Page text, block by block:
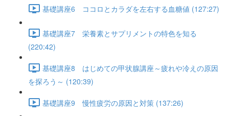
基礎講座6 ココロとカラダを左右する血糖値 (127:27)
基礎講座7 栄養素とサプリメントの特色を知る
(220:42)
基礎講座8 はじめての甲状腺講座～疲れや冷えの原因
を探ろう～ (120:39)
基礎講座9 慢性疲労の原因と対策 (137:26)